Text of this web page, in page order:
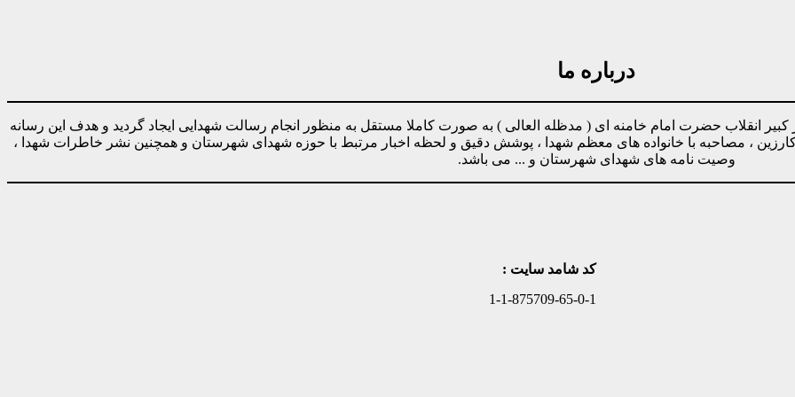
درباره ما
پیروی از دستورات رهبر کبیر انقلاب حضرت امام خامنه ای ( مدظله العالی ) به صورت کاملا مستقل به منظور انجام رسالت شهدایی ایجاد گردید و هدف این رسانه
، مصاحبه با خانواده های معظم شهدا ، پوشش دقیق و لحظه اخبار مرتبط با حوزه شهدای شهرستان و همچنین نشر خاطرات شهدا ،
وصیت نامه های شهدای شهرستان و ... می باشد.
کد شامد سایت :
1-1-875709-65-0-1